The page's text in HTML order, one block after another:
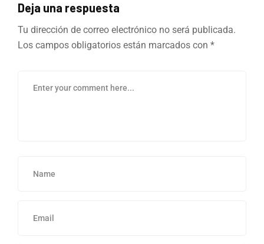
Deja una respuesta
Tu dirección de correo electrónico no será publicada.
Los campos obligatorios están marcados con *